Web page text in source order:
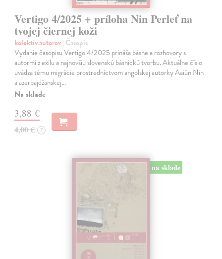
Vertigo 4/2025 + príloha Nin Perleť na
tvojej čiernej koži
kolektív autorov| Časopis
Vydanie časopisu Vertigo 4/2025 prináša básne a rozhovory s
autormi z exilu a najnovšiu slovenskú básnickú tvorbu. Aktuálne číslo
uvádza tému migrácie prostredníctvom angolskej autorky Aaiún Nin
a azerbajdžanskej…
Na sklade
3,88 €
4,00 € ?
na sklade